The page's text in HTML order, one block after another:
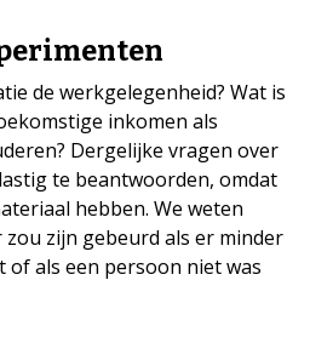
de werkgelegenheid? Wat is
inkomen als
Dergelijke vragen over
te beantwoorden, omdat
hebben. We weten
zijn gebeurd als er minder
of als een persoon niet was